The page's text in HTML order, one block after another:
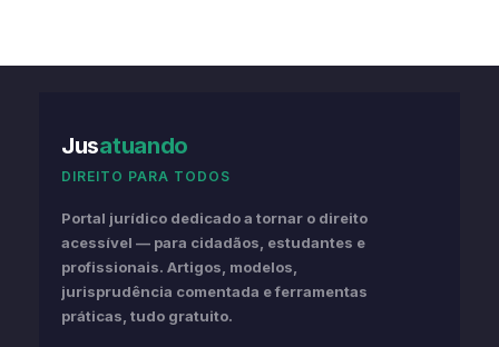
Jusatuando
DIREITO PARA TODOS
Portal jurídico dedicado a tornar o direito
acessível — para cidadãos, estudantes e
profissionais. Artigos, modelos,
jurisprudência comentada e ferramentas
práticas, tudo gratuito.